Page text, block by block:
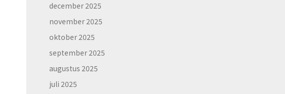
december 2025
november 2025
oktober 2025
september 2025
augustus 2025
juli 2025